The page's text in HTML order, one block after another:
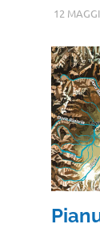
12